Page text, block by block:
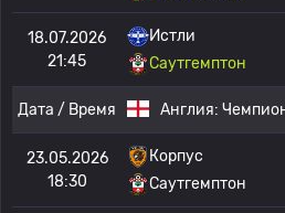
18.07.2026
21:45
Истли
Саутгемптон
Дата / Время Англия:
23.05.2026
18:30
Корпус
Саутгемптон